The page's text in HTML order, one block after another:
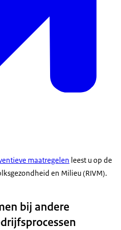
maatregelen leest u op de
en Milieu (RIVM).
bij andere